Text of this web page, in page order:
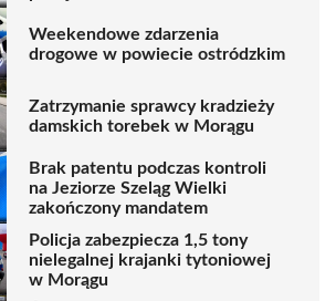
Weekendowe zdarzenia
drogowe w powiecie ostródzkim
Zatrzymanie sprawcy kradzieży
damskich torebek w Morągu
Brak patentu podczas kontroli
na Jeziorze Szeląg Wielki
zakończony mandatem
Policja zabezpiecza 1,5 tony
nielegalnej krajanki tytoniowej
w Morągu